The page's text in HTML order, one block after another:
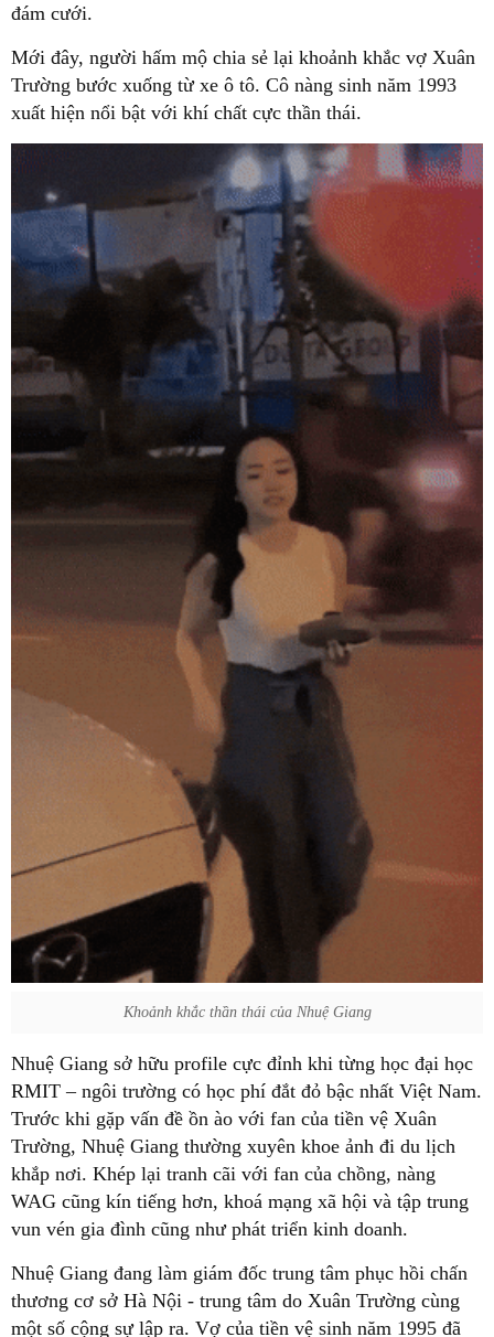
đám cưới.
Mới đây, người hấm mộ chia sẻ lại khoảnh khắc vợ Xuân
Trường bước xuống từ xe ô tô. Cô nàng sinh năm 1993
xuất hiện nổi bật với khí chất cực thần thái.
Khoảnh khắc thần thái của Nhuệ Giang
Nhuệ Giang sở hữu profile cực đỉnh khi từng học đại học
RMIT – ngôi trường có học phí đắt đỏ bậc nhất Việt Nam.
Trước khi gặp vấn đề ồn ào với fan của tiền vệ Xuân
Trường, Nhuệ Giang thường xuyên khoe ảnh đi du lịch
khắp nơi. Khép lại tranh cãi với fan của chồng, nàng
WAG cũng kín tiếng hơn, khoá mạng xã hội và tập trung
vun vén gia đình cũng như phát triển kinh doanh.
Nhuệ Giang đang làm giám đốc trung tâm phục hồi chấn
thương cơ sở Hà Nội - trung tâm do Xuân Trường cùng
một số cộng sự lập ra. Vợ của tiền vệ sinh năm 1995 đã